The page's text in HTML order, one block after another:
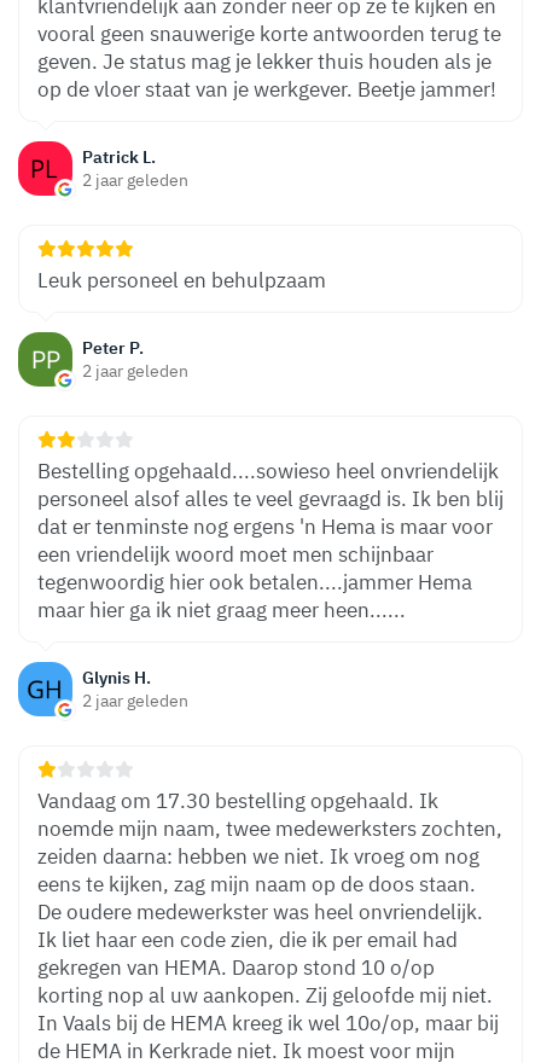
Patrick L.
2 jaar geleden
klantvriendelijk aan zonder neer op ze te kijken en
vooral geen snauwerige korte antwoorden terug te
geven. Je status mag je lekker thuis houden als je
op de vloer staat van je werkgever. Beetje jammer!
Peter P.
2 jaar geleden
Leuk personeel en behulpzaam
Glynis H.
2 jaar geleden
Bestelling opgehaald....sowieso heel onvriendelijk
personeel alsof alles te veel gevraagd is. Ik ben blij
dat er tenminste nog ergens 'n Hema is maar voor
een vriendelijk woord moet men schijnbaar
tegenwoordig hier ook betalen....jammer Hema
maar hier ga ik niet graag meer heen......
Vandaag om 17.30 bestelling opgehaald. Ik
noemde mijn naam, twee medewerksters zochten,
zeiden daarna: hebben we niet. Ik vroeg om nog
eens te kijken, zag mijn naam op de doos staan.
De oudere medewerkster was heel onvriendelijk.
Ik liet haar een code zien, die ik per email had
gekregen van HEMA. Daarop stond 10 o/op
korting nop al uw aankopen. Zij geloofde mij niet.
In Vaals bij de HEMA kreeg ik wel 10o/op, maar bij
de HEMA in Kerkrade niet. Ik moest voor mijn